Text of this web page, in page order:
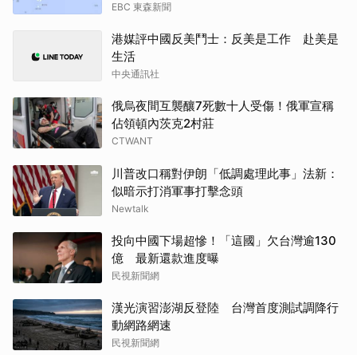
EBC 東森新聞
港媒評中國反美鬥士：反美是工作 赴美是
生活
中央通訊社
俄烏夜間互襲釀7死數十人受傷！俄軍宣稱
佔領頓內茨克2村莊
CTWANT
川普改口稱對伊朗「低調處理此事」法新：
似暗示打消軍事打擊念頭
Newtalk
投向中國下場超慘！「這國」欠台灣逾130
億 最新還款進度曝
民視新聞網
漢光演習澎湖反登陸 台灣首度測試調降行
動網路網速
民視新聞網